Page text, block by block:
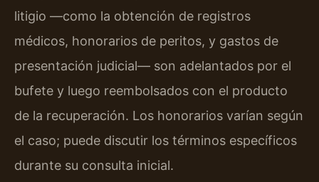
litigio —como la obtención de registros
médicos, honorarios de peritos, y gastos de
presentación judicial— son adelantados por el
bufete y luego reembolsados con el producto
de la recuperación. Los honorarios varían según
el caso; puede discutir los términos específicos
durante su consulta inicial.